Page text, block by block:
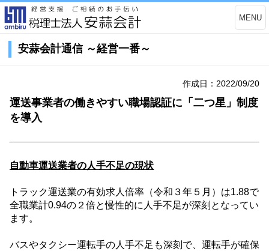
MENU
安蒜会計通信 ～経営一番～
作成日：2022/09/20
運送事業者の働きやすい職場認証に「二つ星」制度
を導入
自動車運送業者の人手不足の現状
トラック運送業の有効求人倍率（令和３年５月）は1.88で
全職業計0.94の２倍と慢性的に人手不足が深刻となってい
ます。
バスやタクシー運転手の人手不足も深刻で、運転手が確保